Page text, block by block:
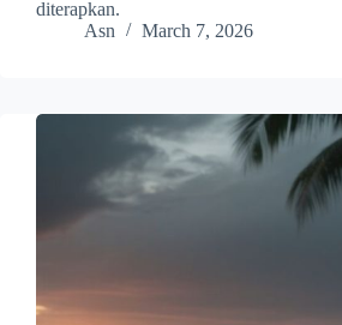
diterapkan.
Asn
March 7, 2026